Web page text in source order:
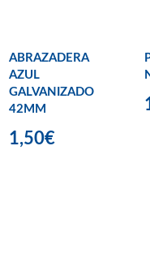
ABRAZADERA
AZUL
GALVANIZADO
42MM
1,50€